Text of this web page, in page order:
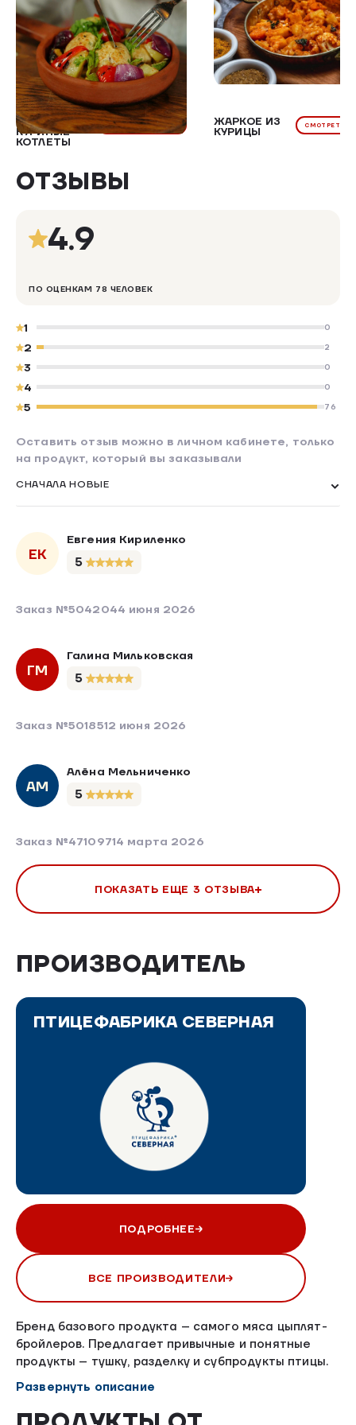
РУБЛЕНЫЕ
КУРИНЫЕ
КОТЛЕТЫ
СМОТРЕТЬ РЕЦЕПТ
ЖАРКОЕ ИЗ
КУРИЦЫ
СМОТРЕТЬ
ОТЗЫВЫ
СНАЧАЛА НОВЫЕ
ЕК
Евгения Кириленко
5
Заказ №5042044 июня 2026
ГМ
Галина Мильковская
5
Заказ №5018512 июня 2026
АМ
Алёна Мельниченко
5
Заказ №47109714 марта 2026
ПОКАЗАТЬ ЕЩЕ 3 ОТЗЫВА
4.9
ПО ОЦЕНКАМ 78 ЧЕЛОВЕК
1 0
2 2
3 0
4 0
5 76
Оставить отзыв можно в личном кабинете, только
на продукт, который вы заказывали
ПРОИЗВОДИТЕЛЬ
ПТИЦЕФАБРИКА СЕВЕРНАЯ
ПОДРОБНЕЕ
ВСЕ ПРОИЗВОДИТЕЛИ
Бренд базового продукта – самого мяса цыплят-
бройлеров. Предлагает привычные и понятные
продукты – тушку, разделку и субпродукты птицы.
Доставка охлажденной курицы осуществляется
строго в день производства продукции. Свежесть
первого дня!
Развернуть описание